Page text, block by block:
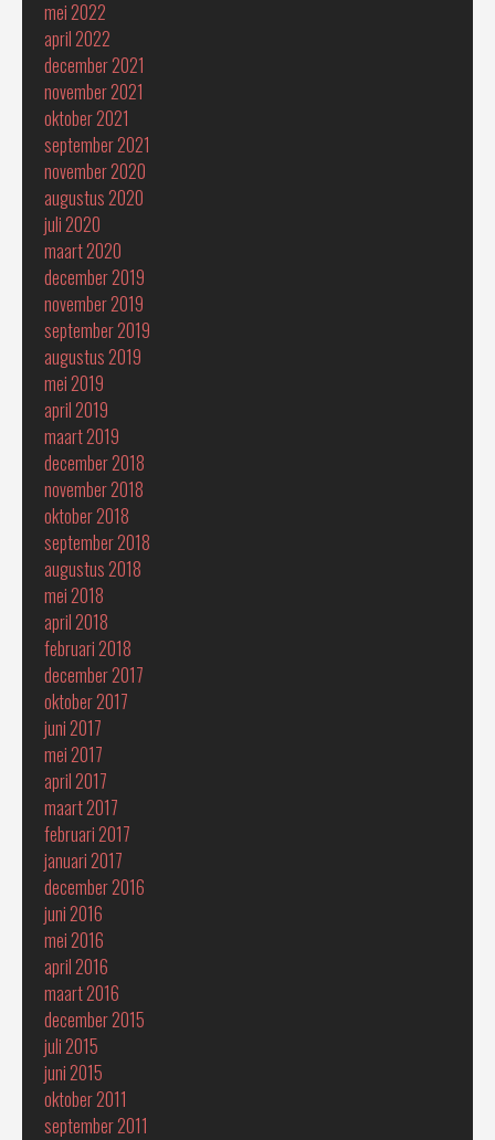
mei 2022
april 2022
december 2021
november 2021
oktober 2021
september 2021
november 2020
augustus 2020
juli 2020
maart 2020
december 2019
november 2019
september 2019
augustus 2019
mei 2019
april 2019
maart 2019
december 2018
november 2018
oktober 2018
september 2018
augustus 2018
mei 2018
april 2018
februari 2018
december 2017
oktober 2017
juni 2017
mei 2017
april 2017
maart 2017
februari 2017
januari 2017
december 2016
juni 2016
mei 2016
april 2016
maart 2016
december 2015
juli 2015
juni 2015
oktober 2011
september 2011